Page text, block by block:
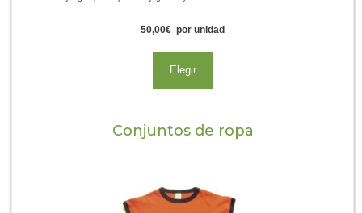
50,00€ por unidad
Elegir
Conjuntos de ropa